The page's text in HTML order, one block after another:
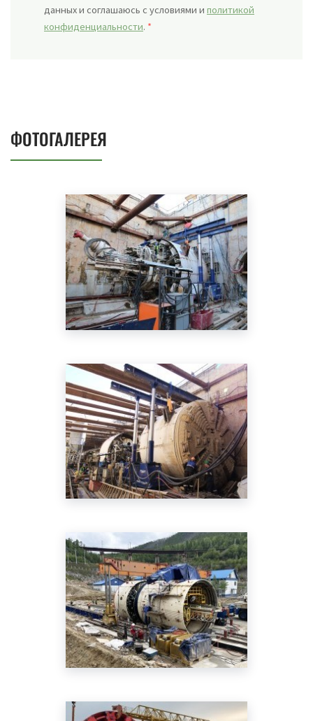
данных и соглашаюсь с условиями и политикой
конфиденциальности. *
ФОТОГАЛЕРЕЯ